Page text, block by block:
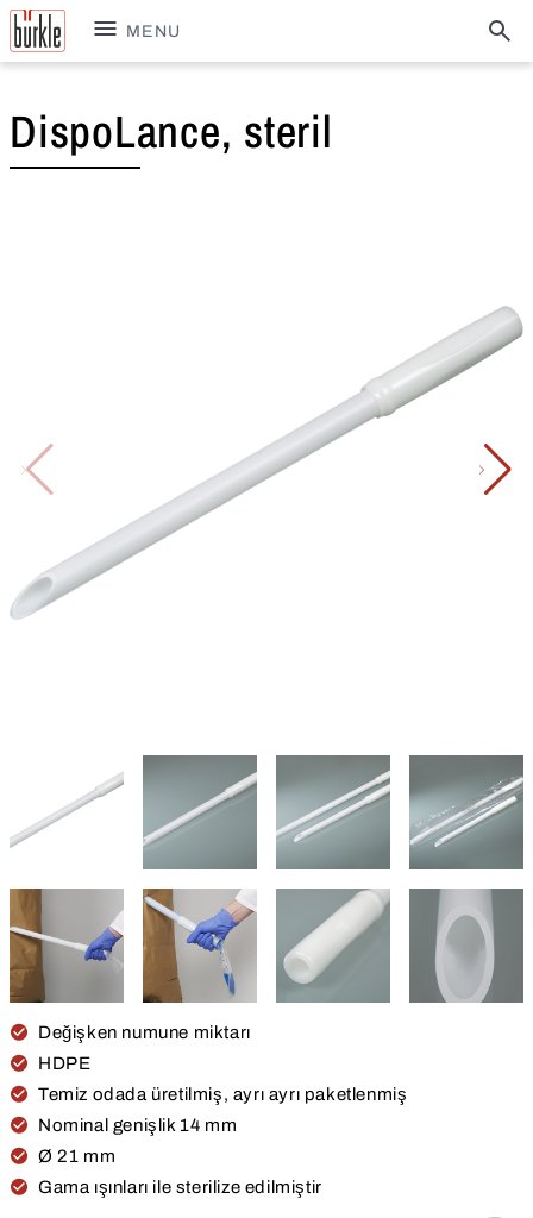
MENU
DispoLance, steril
Değişken numune miktarı
HDPE
Temiz odada üretilmiş, ayrı ayrı paketlenmiş
Nominal genişlik 14 mm
Ø 21 mm
Gama ışınları ile sterilize edilmiştir